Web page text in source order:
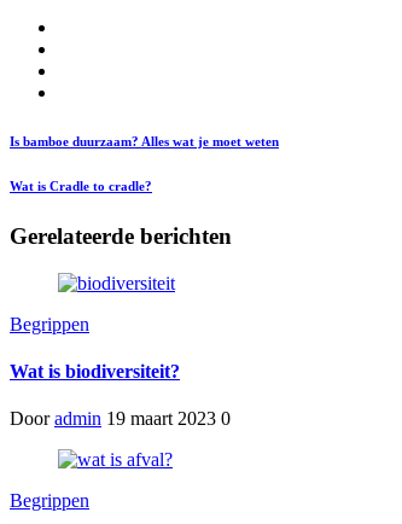
Is bamboe duurzaam? Alles wat je moet weten
Wat is Cradle to cradle?
Gerelateerde berichten
Begrippen
Wat is biodiversiteit?
Door admin 19 maart 2023 0
Begrippen